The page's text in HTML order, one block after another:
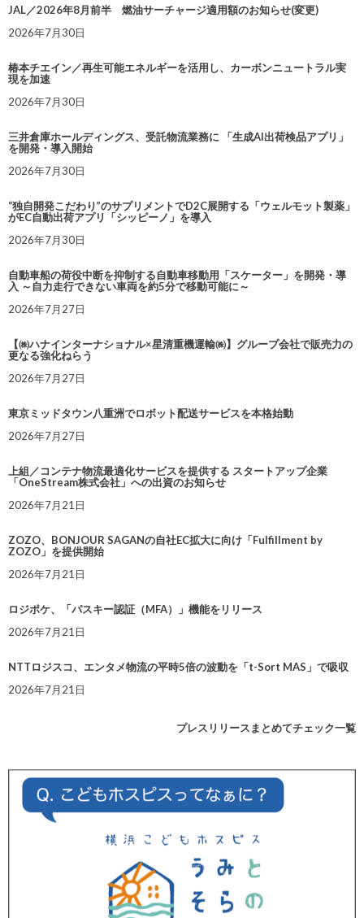
JAL／2026年8月前半 燃油サーチャージ適用額のお知らせ(変更)
2026年7月30日
椿本チエイン／再生可能エネルギーを活用し、カーボンニュートラル実
現を加速
2026年7月30日
三井倉庫ホールディングス、受託物流業務に 「生成AI出荷検品アプリ」
を開発・導入開始
2026年7月30日
“独自開発こだわり”のサプリメントでD2C展開する「ウェルモット製薬」
がEC自動出荷アプリ「シッピーノ」を導入
2026年7月30日
自動車船の荷役中断を抑制する自動車移動用「スケーター」を開発・導
入 ～自力走行できない車両を約5分で移動可能に～
2026年7月27日
【㈱ハナインターナショナル×星清重機運輸㈱】グループ会社で販売力の
更なる強化ねらう
2026年7月27日
東京ミッドタウン八重洲でロボット配送サービスを本格始動
2026年7月27日
上組／コンテナ物流最適化サービスを提供する スタートアップ企業
「OneStream株式会社」への出資のお知らせ
2026年7月21日
ZOZO、BONJOUR SAGANの自社EC拡大に向け「Fulfillment by
ZOZO」を提供開始
2026年7月21日
ロジポケ、「パスキー認証（MFA）」機能をリリース
2026年7月21日
NTTロジスコ、エンタメ物流の平時5倍の波動を「t-Sort MAS」で吸収
2026年7月21日
プレスリリースまとめてチェック一覧